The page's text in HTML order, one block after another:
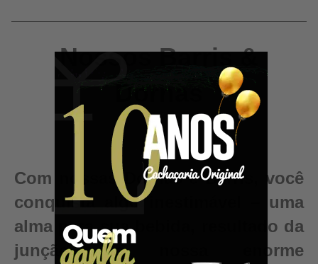
Nossos Barris &
Dornas
Com nossas Dornas e Barris, você
conquista algo inestimável – uma
alma para sua bebida, resultado da
junção da nossa enorme